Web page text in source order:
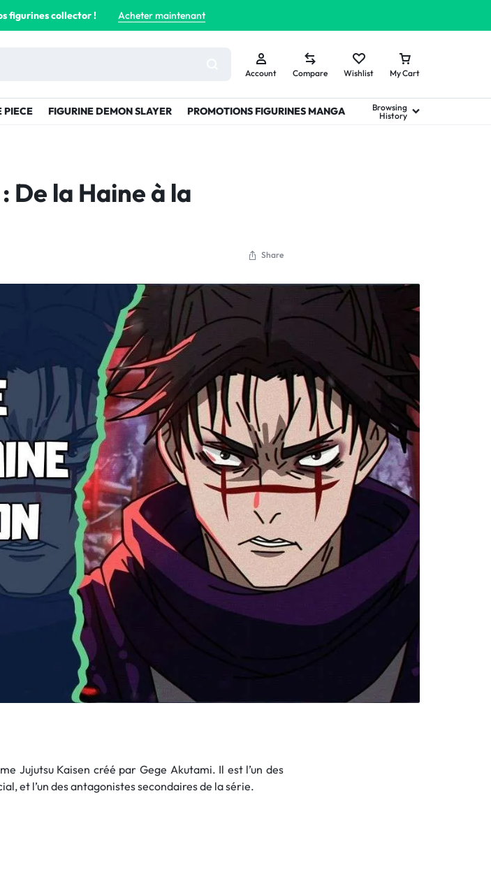
figurines collector ! Acheter maintenant
Account Compare Wishlist My Cart
PIECE FIGURINE DEMON SLAYER PROMOTIONS FIGURINES MANGA
Browsing
History
De la Haine à la
Share
Jujutsu Kaisen créé par Gege Akutami. Il est l’un des
et l’un des antagonistes secondaires de la série.